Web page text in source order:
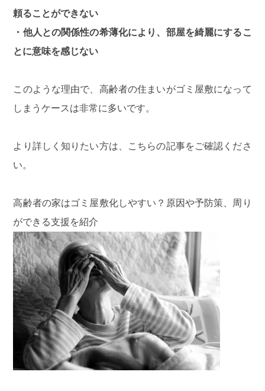
頼ることができない
・他人との関係性の希薄化により、部屋を綺麗にするこ
とに意味を感じない
このような理由で、高齢者の住まいがゴミ屋敷になって
しまうケースは非常に多いです。
より詳しく知りたい方は、こちらの記事をご確認くださ
い。
高齢者の家はゴミ屋敷化しやすい？原因や予防策、周り
ができる支援を紹介